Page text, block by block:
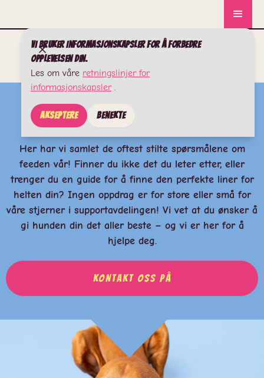
Vi bruker informasjonskapsler for å forbedre
opplevelsen din.
Les om våre retningslinjer for
informasjonskapsler.
Akseptere Benekte
Spørsmål og svar
Her har vi samlet de oftest stilte spørsmålene om
feeden vår! Finner du ikke det du leter etter, eller
trenger du en guide for å finne den perfekte liner for
helten din? Ingen oppdrag er for store eller små for
våre stjerner i supportavdelingen! Vi vet at du ønsker å
gi hunden din det aller beste – og vi er her for å
hjelpe deg.
KONTAKT OSS PÅ